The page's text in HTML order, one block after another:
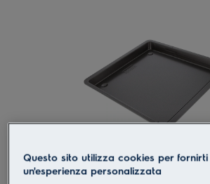
Clicca per ingrandire
Questo sito utilizza cookies per fornirti
un'esperienza personalizzata